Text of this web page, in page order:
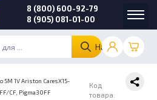
Найти
8 (800) 600-92-79
8 (905) 081-01-00
5M 1V Ariston CaresX15-
CF, Pigma30FF
Код
товара: